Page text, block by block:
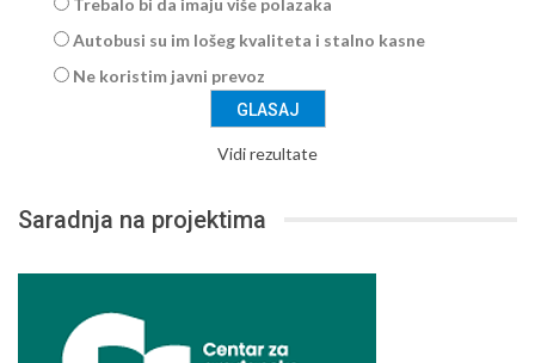
Autobusi su im lošeg kvaliteta i stalno kasne
Ne koristim javni prevoz
Vidi rezultate
Saradnja na projektima